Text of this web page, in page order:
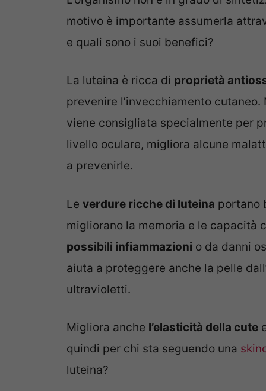
motivo è importante assumerla
e quali sono i suoi benefici?
La luteina è ricca di proprietà
prevenire l’invecchiamento
viene consigliata specialmente per
livello oculare, migliora alcune
a prevenirle.
Le verdure ricche di luteina portano
migliorano la memoria e le capacità
possibili infiammazioni o da danni
aiuta a proteggere anche la pelle
ultravioletti.
Migliora anche l’elasticità della cute
quindi per chi sta seguendo una
luteina?